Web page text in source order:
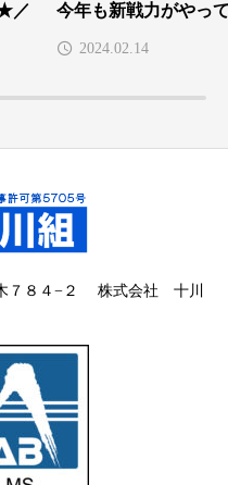
／ 今年も新戦力がやっ
2024.02.14
木７８４−２ 株式会社 十川